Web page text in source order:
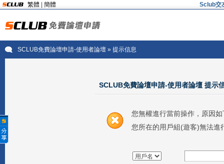
繁體 簡體 Sclub交
SCLUB免費論壇申請-使用者論壇» 提示信息
SCLUB免費論壇申請-使用者論壇 提示
您無權進行當前操作，原因如
您所在的用戶組(遊客)無法進